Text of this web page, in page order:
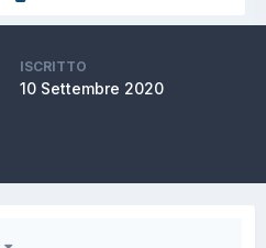
ISCRITTO
10 Settembre 2020